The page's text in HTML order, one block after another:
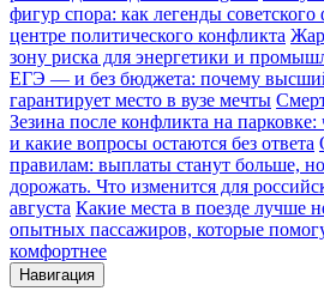
фигур спора: как легенды советского
центре политического конфликта
зону риска для энергетики и
ЕГЭ — и без бюджета: почему высший
гарантирует место в вузе мечты
Зезина после конфликта на парковке:
и какие вопросы остаются без ответа
правилам: выплаты станут больше, но
дорожать. Что изменится для
августа Какие места в поезде лучше
опытных пассажиров, которые
комфортнее
Навигация